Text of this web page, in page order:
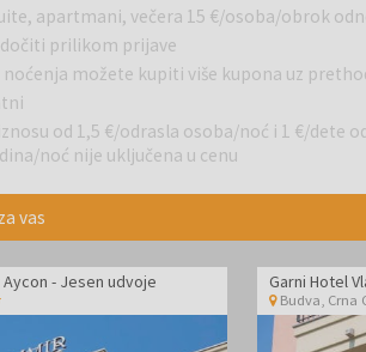
apartmani, večera 15 €/osoba/obrok
prilikom prijave
noćenja možete kupiti više kupona uz
od 1,5 €/odrasla osoba/noć i 1 €/dete
noć nije uključena u cenu
vas
- Jesen udvoje Garni Hotel
Budva, Crna